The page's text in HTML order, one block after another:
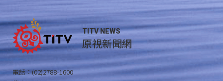
TITV NEWS
原視新聞網
電話：(02)2788-1600